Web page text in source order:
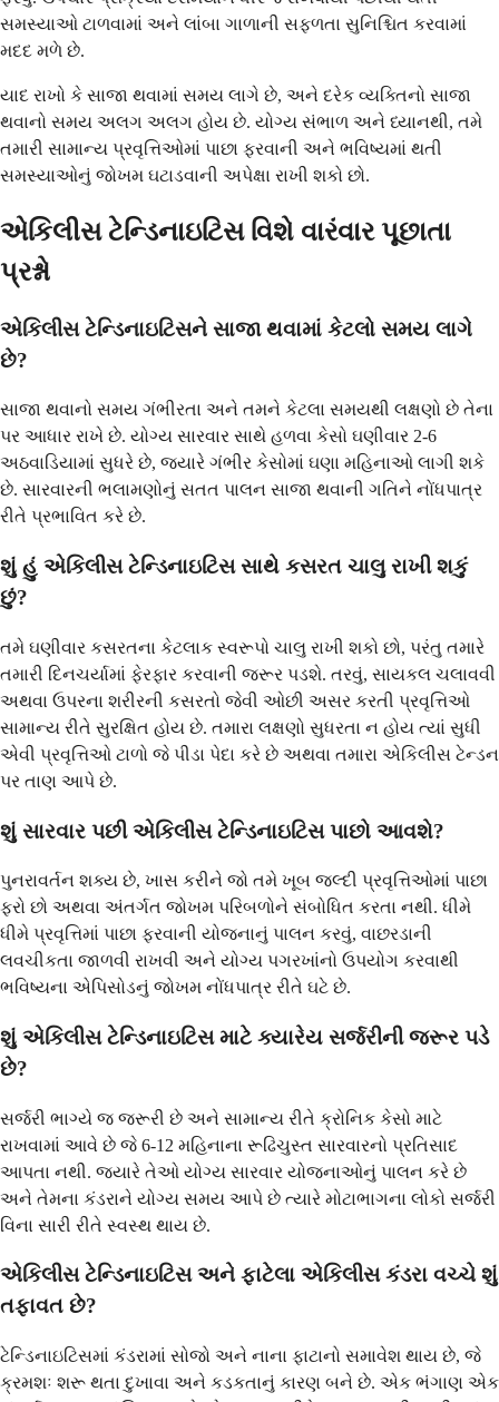
સમસ્યાઓ ટાળવામાં અને લાંબા ગાળાની સફળતા સુનિશ્ચિત કરવામાં
મદદ મળે છે.
યાદ રાખો કે સાજા થવામાં સમય લાગે છે, અને દરેક વ્યક્તિનો સાજા
થવાનો સમય અલગ અલગ હોય છે. યોગ્ય સંભાળ અને ધ્યાનથી, તમે
તમારી સામાન્ય પ્રવૃત્તિઓમાં પાછા ફરવાની અને ભવિષ્યમાં થતી
સમસ્યાઓનું જોખમ ઘટાડવાની અપેક્ષા રાખી શકો છો.
એકિલીસ ટેન્ડિનાઇટિસ વિશે વારંવાર પૂછાતા
પ્રશ્નો
એકિલીસ ટેન્ડિનાઇટિસને સાજા થવામાં કેટલો સમય લાગે
છે?
સાજા થવાનો સમય ગંભીરતા અને તમને કેટલા સમયથી લક્ષણો છે તેના
પર આધાર રાખે છે. યોગ્ય સારવાર સાથે હળવા કેસો ઘણીવાર 2-6
અઠવાડિયામાં સુધરે છે, જ્યારે ગંભીર કેસોમાં ઘણા મહિનાઓ લાગી શકે
છે. સારવારની ભલામણોનું સતત પાલન સાજા થવાની ગતિને નોંધપાત્ર
રીતે પ્રભાવિત કરે છે.
શું હું એકિલીસ ટેન્ડિનાઇટિસ સાથે કસરત ચાલુ રાખી શકું
છું?
તમે ઘણીવાર કસરતના કેટલાક સ્વરૂપો ચાલુ રાખી શકો છો, પરંતુ તમારે
તમારી દિનચર્યામાં ફેરફાર કરવાની જરૂર પડશે. તરવું, સાયકલ ચલાવવી
અથવા ઉપરના શરીરની કસરતો જેવી ઓછી અસર કરતી પ્રવૃત્તિઓ
સામાન્ય રીતે સુરક્ષિત હોય છે. તમારા લક્ષણો સુધરતા ન હોય ત્યાં સુધી
એવી પ્રવૃત્તિઓ ટાળો જે પીડા પેદા કરે છે અથવા તમારા એકિલીસ ટેન્ડન
પર તાણ આપે છે.
શું સારવાર પછી એકિલીસ ટેન્ડિનાઇટિસ પાછો આવશે?
પુનરાવર્તન શક્ય છે, ખાસ કરીને જો તમે ખૂબ જલ્દી પ્રવૃત્તિઓમાં પાછા
ફરો છો અથવા અંતર્ગત જોખમ પરિબળોને સંબોધિત કરતા નથી. ધીમે
ધીમે પ્રવૃત્તિમાં પાછા ફરવાની યોજનાનું પાલન કરવું, વાછરડાની
લવચીકતા જાળવી રાખવી અને યોગ્ય પગરખાંનો ઉપયોગ કરવાથી
ભવિષ્યના એપિસોડનું જોખમ નોંધપાત્ર રીતે ઘટે છે.
શું એકિલીસ ટેન્ડિનાઇટિસ માટે ક્યારેય સર્જરીની જરૂર પડે
છે?
સર્જરી ભાગ્યે જ જરૂરી છે અને સામાન્ય રીતે ક્રોનિક કેસો માટે
રાખવામાં આવે છે જે 6-12 મહિનાના રૂઢિચુસ્ત સારવારનો પ્રતિસાદ
આપતા નથી. જ્યારે તેઓ યોગ્ય સારવાર યોજનાઓનું પાલન કરે છે
અને તેમના કંડરાને યોગ્ય સમય આપે છે ત્યારે મોટાભાગના લોકો સર્જરી
વિના સારી રીતે સ્વસ્થ થાય છે.
એકિલીસ ટેન્ડિનાઇટિસ અને ફાટેલા એકિલીસ કંડરા વચ્ચે શું
તફાવત છે?
ટેન્ડિનાઇટિસમાં કંડરામાં સોજો અને નાના ફાટાનો સમાવેશ થાય છે, જે
ક્રમશઃ શરૂ થતા દુખાવા અને કડકતાનું કારણ બને છે. એક ભંગાણ એક